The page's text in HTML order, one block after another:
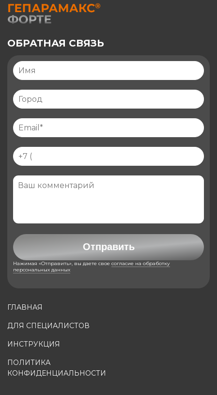
ГЛАВНАЯ
ДЛЯ СПЕЦИАЛИСТОВ
ИНСТРУКЦИЯ
ПОЛИТИКА
КОНФИДЕНЦИАЛЬНОСТИ
ОБРАТНАЯ СВЯЗЬ
Отправить
Нажимая «Отправить», вы даете свое согласие на обработку
персональных данных